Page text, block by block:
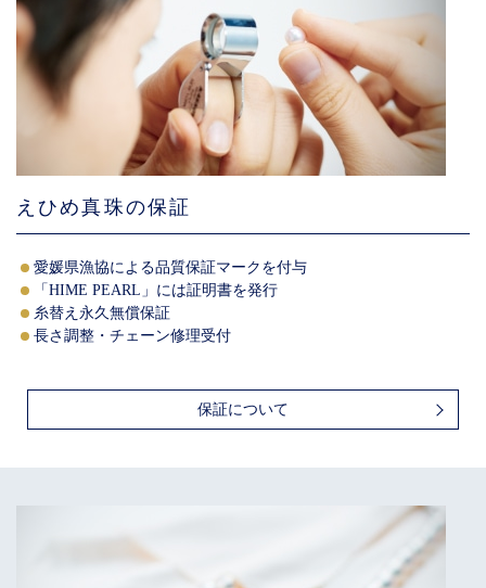
えひめ真珠の保証
愛媛県漁協による品質保証マークを付与
「HIME PEARL」には証明書を発行
糸替え永久無償保証
長さ調整・チェーン修理受付
保証について